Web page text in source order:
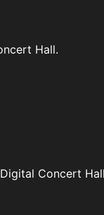
Hall.
Concert